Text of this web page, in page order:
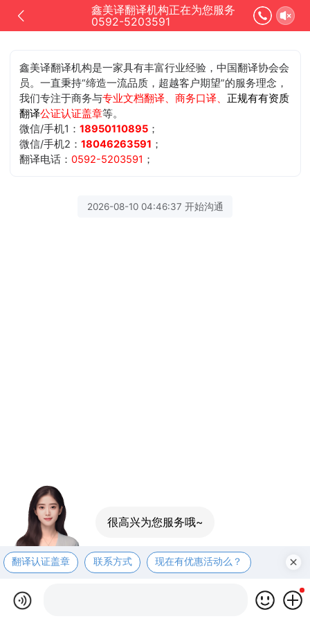
鑫美译翻译机构正在为您服务
0592-5203591
鑫美译翻译机构是一家具有丰富行业经验，中国翻译协会会
员。一直秉持“缔造一流品质，超越客户期望”的服务理念，
我们专注于商务与专业文档翻译、商务口译、 正规有有资质
翻译公证认证盖章等。
微信/手机1：18950110895 ；
微信/手机2：18046263591 ；
翻译电话：0592-5203591 ；
2026-08-10 04:46:37 开始沟通
很高兴为您服务哦~
翻译认证盖章 联系方式 现在有优惠活动么？